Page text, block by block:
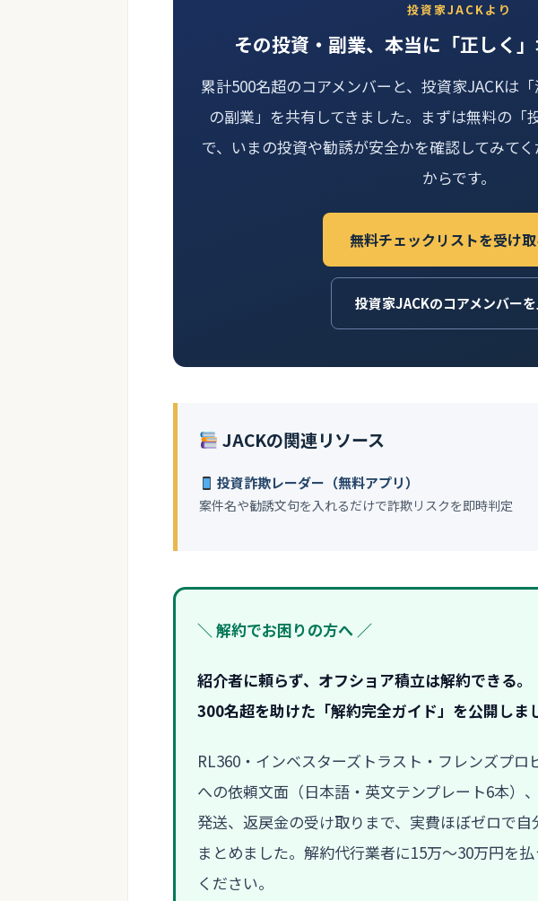
投資家JACKより
その投資・副業、本当に「正しく
累計500名超のコアメンバーと、投資家JACKは
の副業」を共有してきました。まずは無料の「
で、いまの投資や勧誘が安全かを確認してみて
からです。
無料チェックリストを受け
投資家JACKのコアメンバー
JACKの関連リソース
投資詐欺レーダー（無料アプリ）
案件名や勧誘文句を入れるだけで詐欺リスクを即時判定
＼ 解約でお困りの方へ ／
紹介者に頼らず、オフショア積立は解約できる。
300名超を助けた「解約完全ガイド」を公開しま
RL360・インベスターズトラスト・フレンズプロ
への依頼文面（日本語・英文テンプレート6本）
発送、返戻金の受け取りまで、実費ほぼゼロで
まとめました。解約代行業者に15万〜30万円を
ください。